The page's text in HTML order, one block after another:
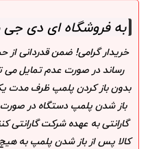
به فروشگاه ای دی
خریدار گرامی! ضمن قدردانی
رساند در صورت عدم تمایل می
بدون باز کردن پلمپ ظرف مدت
باز شدن پلمپ دستگاه در صورت
گارانتی به عهده شرکت گارانتی
کالا پس از باز شدن پلمپ به